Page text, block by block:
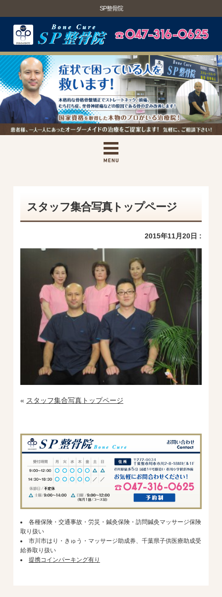
SP整骨院
スタッフ集合写真トップページ
2015年11月20日 :
« スタッフ集合写真トップページ
各種保険・交通事故・労災・鍼灸保険・訪問鍼灸マッサージ保険
取り扱い
市川市はり・きゅう・マッサージ助成券、千葉県子供医療助成受
給券取り扱い
提携コインパーキング有り